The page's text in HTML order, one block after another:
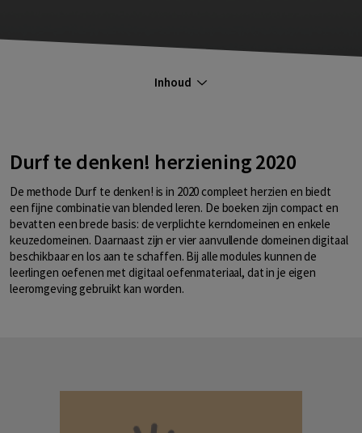
Inhoud
Durf te denken! herziening 2020
De methode Durf te denken! is in 2020 compleet herzien en biedt
een fijne combinatie van blended leren. De boeken zijn compact en
bevatten een brede basis: de verplichte kerndomeinen en enkele
keuzedomeinen. Daarnaast zijn er vier aanvullende domeinen digitaal
beschikbaar en los aan te schaffen. Bij alle modules kunnen de
leerlingen oefenen met digitaal oefenmateriaal, dat in je eigen
leeromgeving gebruikt kan worden.